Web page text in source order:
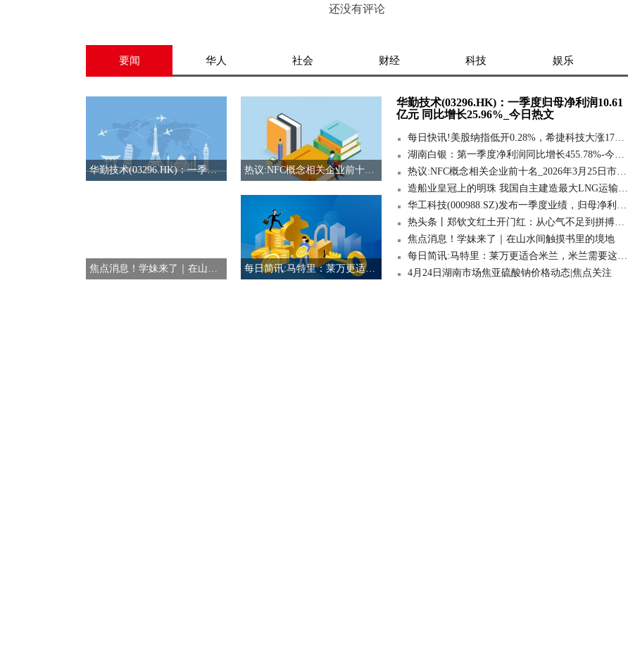
还没有评论
要闻 华人 社会 财经 科技 娱乐
华勤技术(03296.HK)：一季度归母净利润10.61亿元 同比增长25.96%_今日热文 热议:NFC概念相关企业前十名_2026年3月25日市盈率排行榜
焦点消息！学妹来了｜在山水间触摸书里的境地 每日简讯:马特里：莱万更适合米兰，米兰需要这种领袖级人物
华勤技术(03296.HK)：一季度归母净利润10.61
亿元 同比增长25.96%_今日热文
每日快讯!美股纳指低开0.28%，希捷科技大涨17%推动存储概念股走高
湖南白银：第一季度净利润同比增长455.78%-今日讯
热议:NFC概念相关企业前十名_2026年3月25日市盈率排行榜
造船业皇冠上的明珠 我国自主建造最大LNG运输船交付
华工科技(000988.SZ)发布一季度业绩，归母净利润6.38亿元，同比增长55.76%|热推荐
热头条丨郑钦文红土开门红：从心气不足到拼搏回归，我找到了最想要的自己
焦点消息！学妹来了｜在山水间触摸书里的境地
每日简讯:马特里：莱万更适合米兰，米兰需要这种领袖级人物
4月24日湖南市场焦亚硫酸钠价格动态|焦点关注